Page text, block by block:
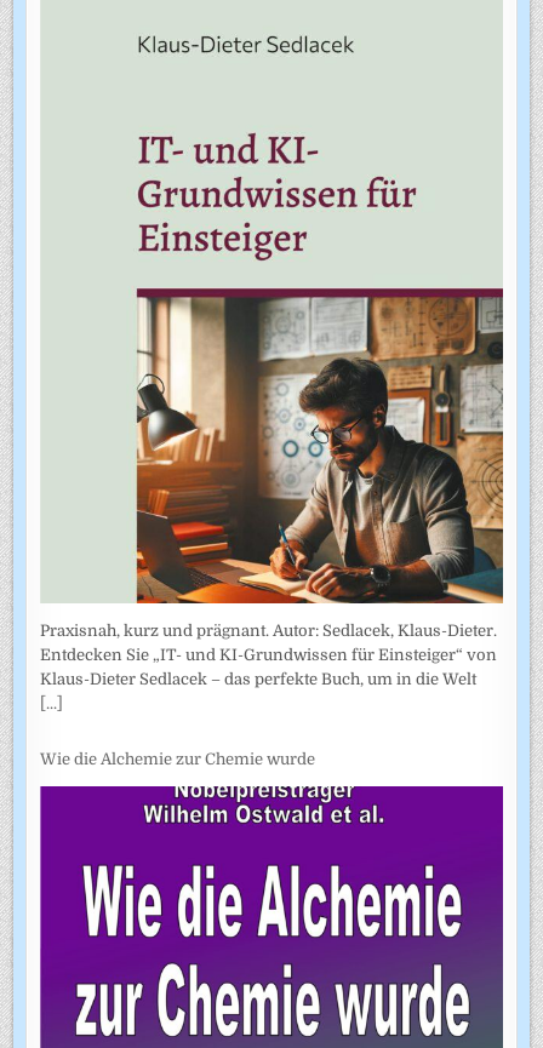
Praxisnah, kurz und prägnant. Autor: Sedlacek, Klaus-Dieter.
Entdecken Sie „IT- und KI-Grundwissen für Einsteiger“ von
Klaus-Dieter Sedlacek – das perfekte Buch, um in die Welt
[...]
Wie die Alchemie zur Chemie wurde